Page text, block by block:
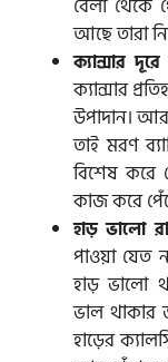
বেলা থেকে
আছে তারা
ক্যান্সার
ক্যান্সার
উপাদান।
তাই মরণ
বিশেষ করে
কাজ করে
হাড় ভালো
পাওয়া যেত
হাড় ভালো
ভাল থাকার
হাড়ের